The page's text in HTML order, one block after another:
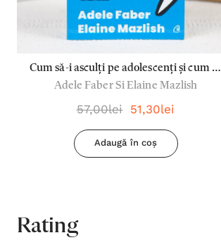
Cum să-i asculți pe adolescenți și cum să
te faci ascultat - Adele Faber si Elaine
Mazlish
Adele Faber Si Elaine Mazlish
57,00lei 51,30lei
Adaugă în coș
Rating